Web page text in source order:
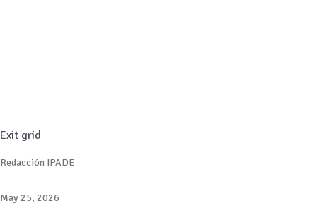
Exit grid
Redacción IPADE
May 25, 2026